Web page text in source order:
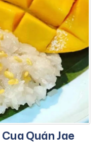
Quán Jae